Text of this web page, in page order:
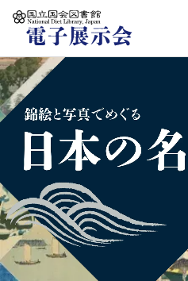
本文へ移動